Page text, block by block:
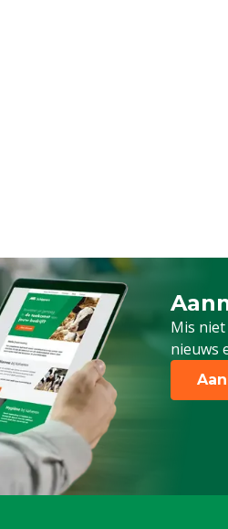
Mis
nieuws
Schrijf